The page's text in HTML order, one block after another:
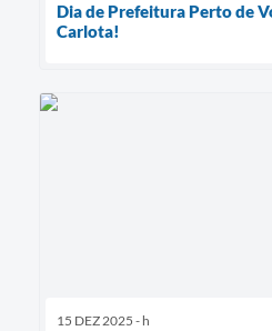
Dia de Prefeitura Perto de
Carlota!
15 DEZ 2025 - h